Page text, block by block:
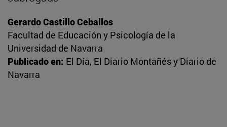
Gerardo Castillo Ceballos
Facultad de Educación y Psicología de la
Universidad de Navarra
Publicado en: El Día, El Diario Montañés y Diario de
Navarra